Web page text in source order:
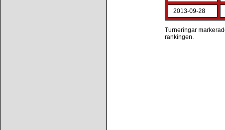
2013-09-28
Turneringar
rankingen.